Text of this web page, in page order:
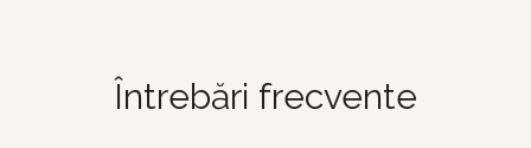
Întrebări frecvente